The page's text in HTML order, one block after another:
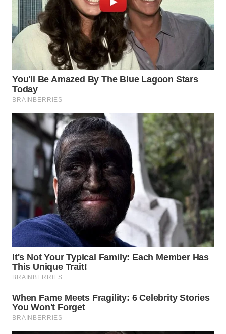
KARO
WN
SIMALUNGUN
WN
LABUHANBATU
TAPANULI
TENGAH
WN DELI
SERDANG
WN
TEBING
TINGGI
WN
WN
WN